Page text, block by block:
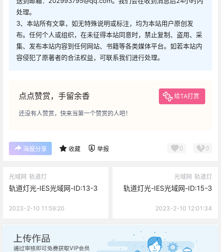
处理。
3、本站所有文章，如无特殊说明或标注，均为本站用户原创发
布。任何个人或组织，在未征得本站同意时，禁止复制、盗用、采
集、发布本站内容到任何网站、书籍等各类媒体平台。如若本站内
容侵犯了原著者的合法权益，可联系我们进行处理。
点点赞赏，手留余香 给TA打赏
还没有人赞赏，快来当第一个赞赏的人吧！
海报分享 收藏 举报 0 0
光域网 轨道灯
轨道灯光-IES光域网-ID:13-3
2023-2-10 11:59:20
光域网 轨道灯
轨道灯光-IES光域网-ID:15-3
2023-2-10 12:01:34